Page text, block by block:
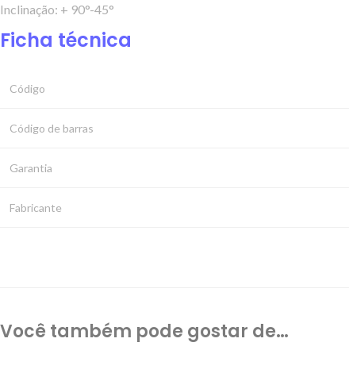
Inclinação: + 90°-45°
Ficha técnica
Código
Código de barras
Garantia
Fabricante
Você também pode gostar de…